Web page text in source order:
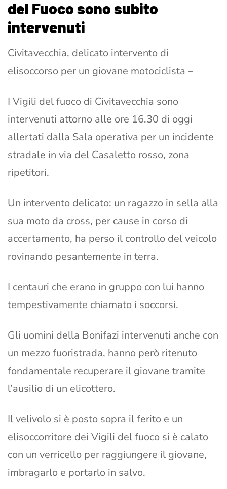
del Fuoco sono subito
intervenuti
Civitavecchia, delicato intervento di
elisoccorso per un giovane motociclista –
I Vigili del fuoco di Civitavecchia sono
intervenuti attorno alle ore 16.30 di oggi
allertati dalla Sala operativa per un incidente
stradale in via del Casaletto rosso, zona
ripetitori.
Un intervento delicato: un ragazzo in sella alla
sua moto da cross, per cause in corso di
accertamento, ha perso il controllo del veicolo
rovinando pesantemente in terra.
I centauri che erano in gruppo con lui hanno
tempestivamente chiamato i soccorsi.
Gli uomini della Bonifazi intervenuti anche con
un mezzo fuoristrada, hanno però ritenuto
fondamentale recuperare il giovane tramite
l’ausilio di un elicottero.
Il velivolo si è posto sopra il ferito e un
elisoccorritore dei Vigili del fuoco si è calato
con un verricello per raggiungere il giovane,
imbragarlo e portarlo in salvo.